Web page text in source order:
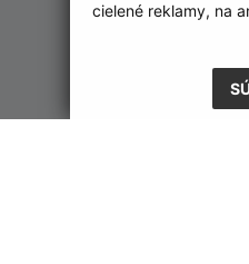
cielené reklamy, na